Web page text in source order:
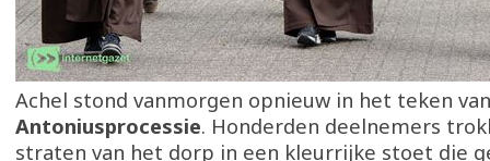
Achel stond vanmorgen opnieuw in het teken
Antoniusprocessie. Honderden deelnemers
straten van het dorp in een kleurrijke stoet die